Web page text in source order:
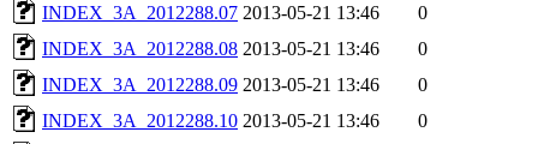
INDEX_3A_2012288.07 2013-05-21 13:46
0
INDEX_3A_2012288.08 2013-05-21 13:46
0
INDEX_3A_2012288.09 2013-05-21 13:46
0
INDEX_3A_2012288.10 2013-05-21 13:46
0